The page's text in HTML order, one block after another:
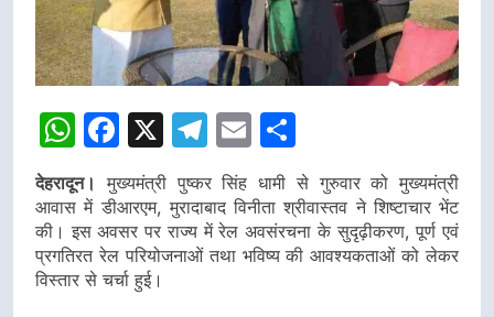
WhatsApp
Facebook
X Telegram
Email
देहरादून। मुख्यमंत्री पुष्कर सिंह धामी से गुरुवार को मुख्यमंत्री
आवास में डीआरएम, मुरादाबाद विनीता श्रीवास्तव ने शिष्टाचार भेंट
की। इस अवसर पर राज्य में रेल अवसंरचना के सुदृढ़ीकरण, पूर्ण एवं
प्रगतिरत रेल परियोजनाओं तथा भविष्य की आवश्यकताओं को लेकर
विस्तार से चर्चा हुई।